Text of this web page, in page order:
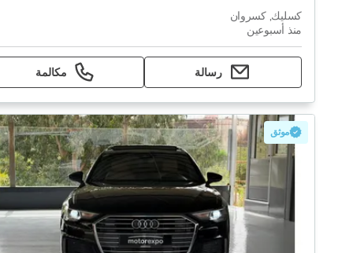
كسليك, كسروان
منذ أسبوعين
رسالة مكالمة
موثق